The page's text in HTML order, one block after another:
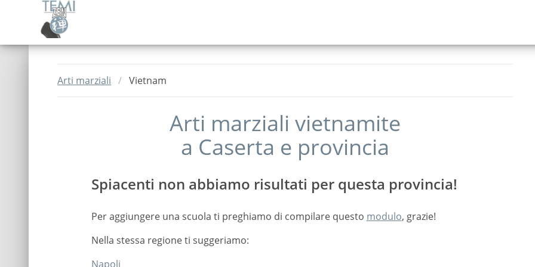
Arti marziali Vietnam
Arti marziali vietnamite
a Caserta e provincia
Spiacenti non abbiamo risultati per questa provincia!
Per aggiungere una scuola ti preghiamo di compilare questo modulo, grazie!
Nella stessa regione ti suggeriamo:
Napoli